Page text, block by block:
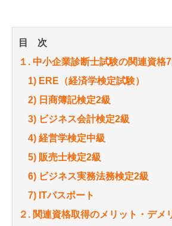
目 次
１. 中小企業診断士試験の関連資格
1) ERE（経済学検定試験）
2) 日商簿記検定2級
3) ビジネス会計検定2級
4) 経営学検定中級
5) 販売士検定2級
6) ビジネス実務法務検定2級
7) ITパスポート
２. 関連資格取得のメリット・デメ